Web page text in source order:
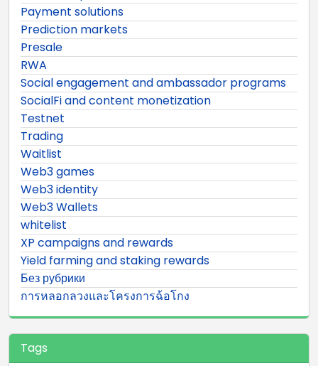
Payment solutions
Prediction markets
Presale
RWA
Social engagement and ambassador programs
SocialFi and content monetization
Testnet
Trading
Waitlist
Web3 games
Web3 identity
Web3 Wallets
whitelist
XP campaigns and rewards
Yield farming and staking rewards
Без рубрики
การหลอกลวงและโครงการฉ้อโกง
Tags